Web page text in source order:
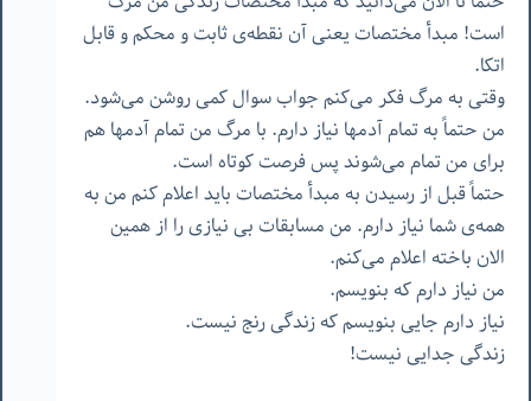
است! مبدأ مختصات یعنی آن نقطه‌ی ثابت و محکم و قابل
اتکا.
وقتی به مرگ فکر می‌کنم جواب سوال کمی روشن می‌شود.
من حتماً به تمام آدمها نیاز دارم. با مرگ من تمام آدمها هم
برای من تمام می‌شوند پس فرصت کوتاه است.
حتماً قبل از رسیدن به مبدأ مختصات باید اعلام کنم من به
همه‌ی شما نیاز دارم. من مسابقات بی نیازی را از همین
الان باخته اعلام می‌کنم.
من نیاز دارم که بنویسم.
نیاز دارم جایی بنویسم که زندگی رنج نیست.
زندگی جدایی نیست!